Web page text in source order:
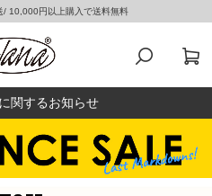
/ 10,000円以上購入で送料無料
関するお知らせ